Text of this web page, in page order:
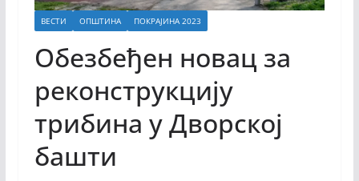
ВЕСТИ ОПШТИНА ПОКРАЈИНА 2023
Обезбеђен новац за
реконструкцију
трибина у Дворској
башти